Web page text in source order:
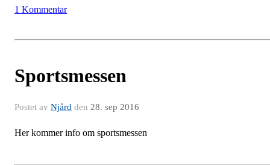
1 Kommentar
Sportsmessen
Postet av Njård den 28. sep 2016
Her kommer info om sportsmessen